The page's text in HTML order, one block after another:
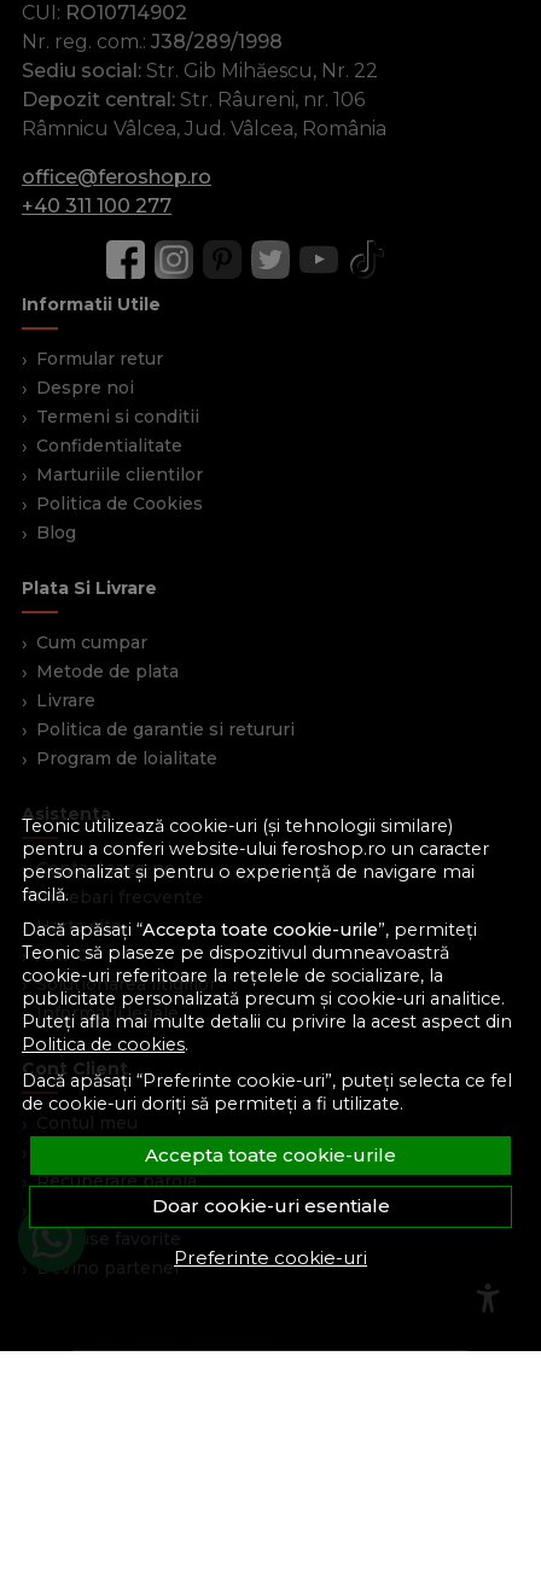
Teonic utilizează cookie-uri (și tehnologii similare)
pentru a conferi website-ului feroshop.ro un caracter
personalizat și pentru o experiență de navigare mai
facilă.
Dacă apăsați “Accepta toate cookie-urile”, permiteți
Teonic să plaseze pe dispozitivul dumneavoastră
cookie-uri referitoare la rețelele de socializare, la
publicitate personalizată precum și cookie-uri analitice.
Puteți afla mai multe detalii cu privire la acest aspect din
Politica de cookies.
Dacă apăsați “Preferinte cookie-uri”, puteți selecta ce fel
de cookie-uri doriți să permiteți a fi utilizate.
Accepta toate cookie-urile
Doar cookie-uri esentiale
Preferinte cookie-uri
CUI: RO10714902
Nr. reg. com.: J38/289/1998
Sediu social: Str. Gib Mihăescu, Nr. 22
Depozit central: Str. Râureni, nr. 106
Râmnicu Vâlcea, Jud. Vâlcea, România
office@feroshop.ro
+40 311 100 277
Informatii Utile
Formular retur
Despre noi
Termeni si conditii
Confidentialitate
Marturiile clientilor
Politica de Cookies
Blog
Plata Si Livrare
Cum cumpar
Metode de plata
Livrare
Politica de garantie si retururi
Program de loialitate
Asistenta
Contacteaza-ne
Intrebari frecvente
Harta site
ANPC
Solutionarea litigiilor
Informatii legale
Cont Client
Contul meu
Recuperare parola
Istoric comenzi
Produse favorite
Devino partener